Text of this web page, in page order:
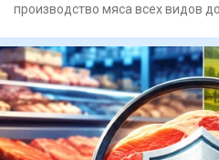
производство мяса всех видов до